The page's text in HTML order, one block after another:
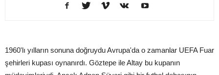
1960'lı yılların sonuna doğruydu Avrupa'da o zamanlar UEFA Fuar
şehirleri kupası oynanırdı. Göztepe ile Altay bu kupanın